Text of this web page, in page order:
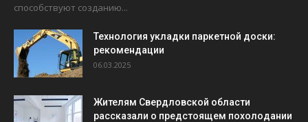
способствуют созданию...
Технология укладки паркетной доски:
рекомендации
06.03.2025
Жителям Свердловской области
рассказали о предстоящем похолодании